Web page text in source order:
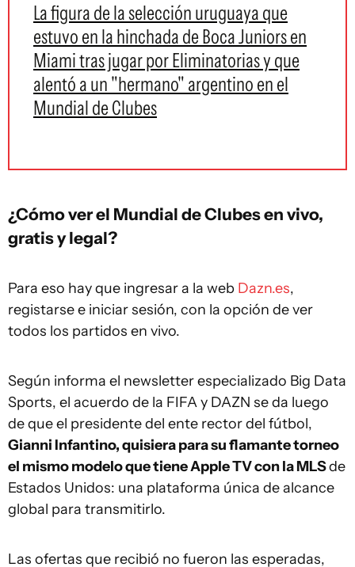
La figura de la selección uruguaya que
estuvo en la hinchada de Boca Juniors en
Miami tras jugar por Eliminatorias y que
alentó a un "hermano" argentino en el
Mundial de Clubes
¿Cómo ver el Mundial de Clubes en vivo,
gratis y legal?
Para eso hay que ingresar a la web Dazn.es,
registarse e iniciar sesión, con la opción de ver
todos los partidos en vivo.
Según informa el newsletter especializado Big Data
Sports, el acuerdo de la FIFA y DAZN se da luego
de que el presidente del ente rector del fútbol,
Gianni Infantino, quisiera para su flamante torneo
el mismo modelo que tiene Apple TV con la MLSde
Estados Unidos: una plataforma única de alcance
global para transmitirlo.
Las ofertas que recibió no fueron las esperadas,